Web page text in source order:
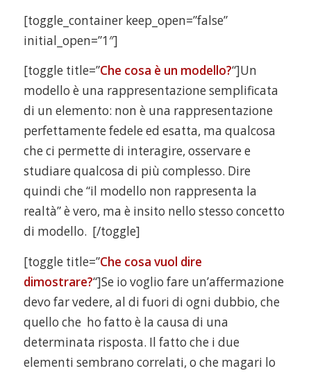
[toggle_container keep_open=”false”
initial_open=”1″]
[toggle title=”Che cosa è un modello?“]Un
modello è una rappresentazione semplificata
di un elemento: non è una rappresentazione
perfettamente fedele ed esatta, ma qualcosa
che ci permette di interagire, osservare e
studiare qualcosa di più complesso. Dire
quindi che “il modello non rappresenta la
realtà” è vero, ma è insito nello stesso concetto
di modello. [/toggle]
[toggle title=”Che cosa vuol dire
dimostrare?“]Se io voglio fare un’affermazione
devo far vedere, al di fuori di ogni dubbio, che
quello che ho fatto è la causa di una
determinata risposta. Il fatto che i due
elementi sembrano correlati, o che magari lo